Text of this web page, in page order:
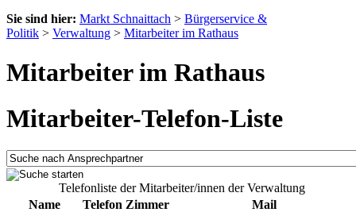
Sie sind hier: Markt Schnaittach > Bürgerservice &
Politik > Verwaltung > Mitarbeiter im Rathaus
Mitarbeiter im Rathaus
Mitarbeiter-Telefon-Liste
Telefonliste der Mitarbeiter/innen der Verwaltung
Name
Telefon Zimmer
Mail